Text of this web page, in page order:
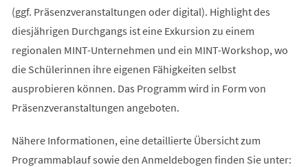
(ggf. Präsenzveranstaltungen oder digital). Highlight des
diesjährigen Durchgangs ist eine Exkursion zu einem
regionalen MINT-Unternehmen und ein MINT-Workshop, wo
die Schülerinnen ihre eigenen Fähigkeiten selbst
ausprobieren können. Das Programm wird in Form von
Präsenzveranstaltungen angeboten.
Nähere Informationen, eine detaillierte Übersicht zum
Programmablauf sowie den Anmeldebogen finden Sie unter: